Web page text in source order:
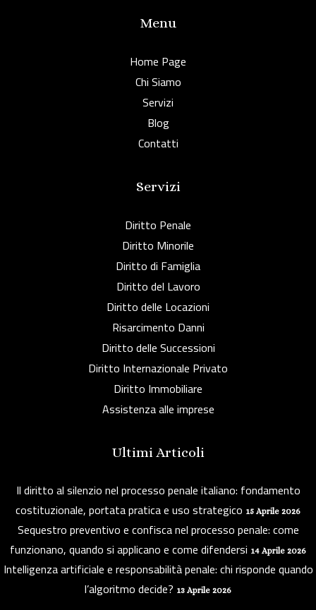
Menu
Home Page
Chi Siamo
Servizi
Blog
Contatti
Servizi
Diritto Penale
Diritto Minorile
Diritto di Famiglia
Diritto del Lavoro
Diritto delle Locazioni
Risarcimento Danni
Diritto delle Successioni
Diritto Internazionale Privato
Diritto Immobiliare
Assistenza alle imprese
Ultimi Articoli
Il diritto al silenzio nel processo penale italiano: fondamento
costituzionale, portata pratica e uso strategico 15 Aprile 2026
Sequestro preventivo e confisca nel processo penale: come
funzionano, quando si applicano e come difendersi 14 Aprile 2026
Intelligenza artificiale e responsabilità penale: chi risponde quando
l’algoritmo decide? 13 Aprile 2026